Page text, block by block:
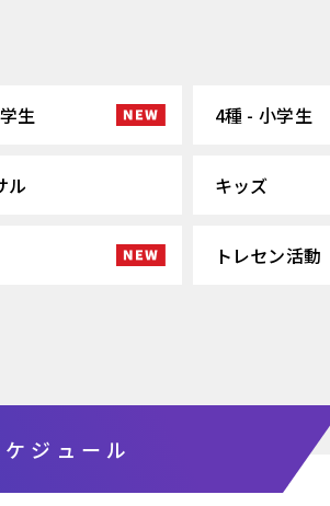
生 4種 - 小学生
ル キッズ
トレセン活動
ジュール